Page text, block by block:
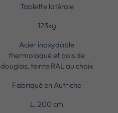
Tablette latérale
123kg
Acier inoxydable
thermolaqué et bois de
douglas, teinte RAL au choix
Fabriqué en Autriche
L. 200 cm